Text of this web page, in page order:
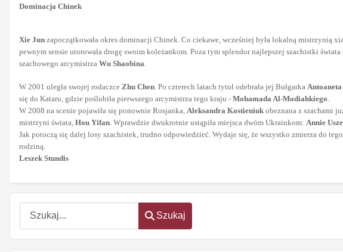
Szukaj
Szukaj
Dominacja Chinek
Xie Jun zapoczątkowała okres dominacji Chinek. Co ciekawe, wcześniej była lokalną mistrzynią
pewnym sensie utorowała drogę swoim koleżankom. Poza tym splendor najlepszej szachistki
szachowego arcymistrza Wu Shaobina
W 2001 uległa swojej rodaczce Zhu Chen . Po czterech latach tytuł odebrała jej Bułgarka
się do Kataru, gdzie poślubiła pierwszego arcymistrza tego kraju - Mohamada Al-Modiahkiego
W 2008 na scenie pojawiła się ponownie Rosjanka, Aleksandra Kostieniuk obeznana z szachami
mistrzyni świata, Hou Yifan . Wprawdzie dwukrotnie ustąpiła miejsca dwóm Ukrainkom: Annie
Jak potoczą się dalej losy szachistek, trudno odpowiedzieć. Wydaje się, że wszystko zmierza do
rodziną.
Leszek Stundis